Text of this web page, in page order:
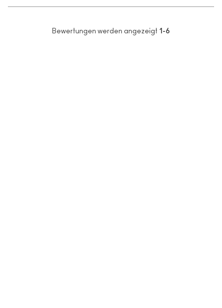
Bewertungen werden angezeigt 1-6